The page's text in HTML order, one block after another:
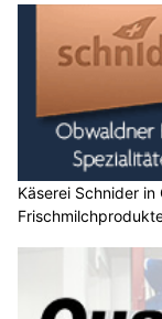
Käserei Schnider